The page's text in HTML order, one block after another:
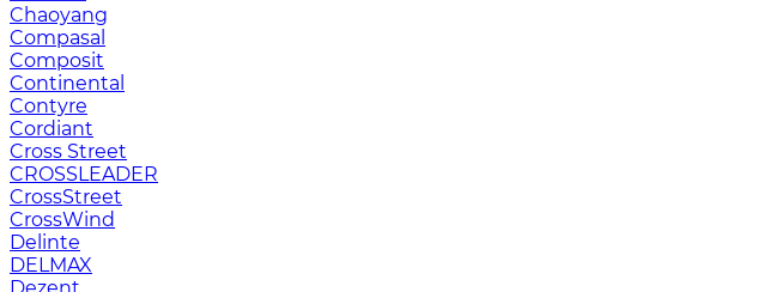
Chaoyang
Compasal
Composit
Continental
Contyre
Cordiant
Cross Street
CROSSLEADER
CrossStreet
CrossWind
Delinte
DELMAX